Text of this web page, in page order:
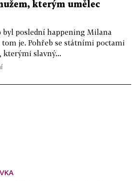
kterým umělec
poslední happening Milana
tom je. Pohřeb se státními poctami
kterými slavný...